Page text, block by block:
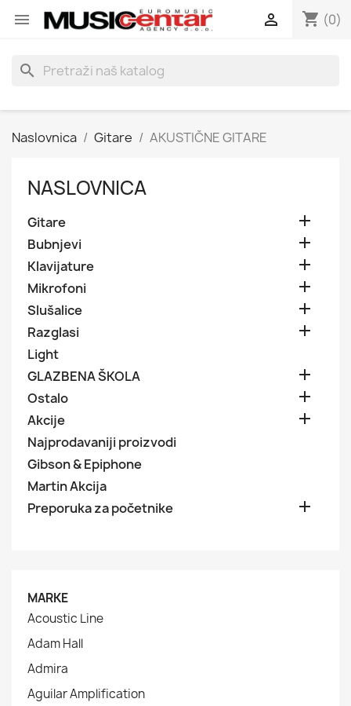
 shopping_cart (0)

search
Naslovnica Gitare AKUSTIČNE GITARE
NASLOVNICA
Gitare 
Bubnjevi 
Klavijature 
Mikrofoni 
Slušalice 
Razglasi 
Light
GLAZBENA ŠKOLA

Ostalo 
Akcije 
Najprodavaniji proizvodi
Gibson & Epiphone
Martin Akcija
Preporuka za početnike

MARKE
Acoustic Line
Adam Hall
Admira
Aguilar Amplification